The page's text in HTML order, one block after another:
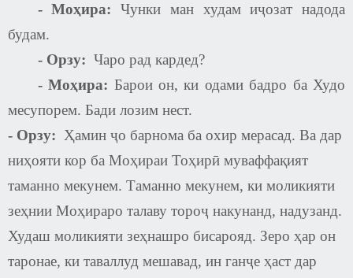
- Моҳира: Чунки ман худам иҷозат надода
будам.
- Орзу: Чаро рад кардед?
- Моҳира: Барои он, ки одами бадро ба Худо
месупорем. Бади лозим нест.
- Орзу: Ҳамин ҷо барнома ба охир мерасад. Ва дар
ниҳояти кор ба Моҳираи Тоҳирӣ муваффақият
таманно мекунем. Таманно мекунем, ки моликияти
зеҳнии Моҳираро талаву тороҷ накунанд, надузанд.
Худаш моликияти зеҳнашро бисарояд. Зеро ҳар он
таронае, ки таваллуд мешавад, ин ганҷе ҳаст дар